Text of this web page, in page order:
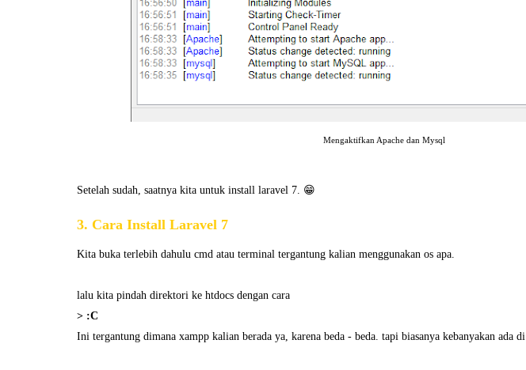
Mengaktifkan Apache dan Mysql
Setelah sudah, saatnya kita untuk install laravel 7. 😁
3. Cara Install Laravel 7
Kita buka terlebih dahulu cmd atau terminal tergantung kalian menggunakan os apa.
lalu kita pindah direktori ke htdocs dengan cara
> :C
Ini tergantung dimana xampp kalian berada ya, karena beda - beda. tapi biasanya kebanyakan ada di